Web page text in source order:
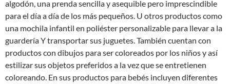
algodón, una prenda sencilla y asequible pero imprescindible
para el día a día de los más pequeños. U otros productos como
una mochila infantil en poliéster personalizable para llevar a la
guardería Y transportar sus juguetes. También cuentan con
productos con dibujos para ser coloreados por los niños y así
estilizar sus objetos preferidos a la vez que se entretienen
coloreando. En sus productos para bebés incluyen diferentes